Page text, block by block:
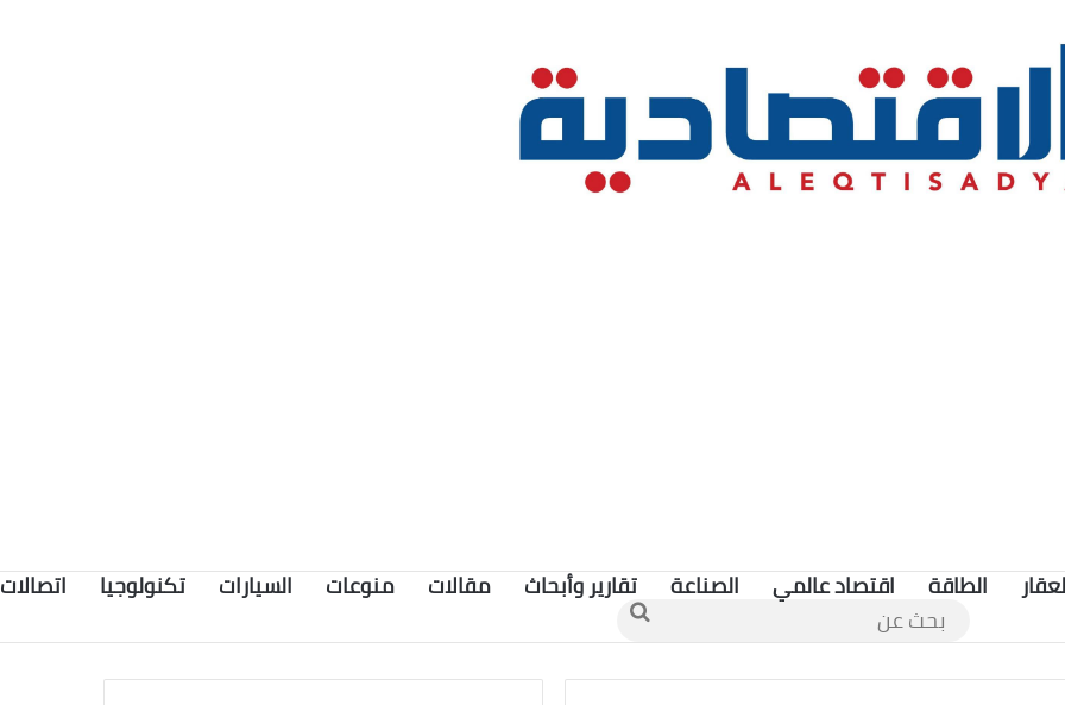
الطاقة اقتصاد عالمي الصناعة تقارير وأبحاث مقالات منوعات السيارات تكنولوجيا اتصالات
بحث
عن